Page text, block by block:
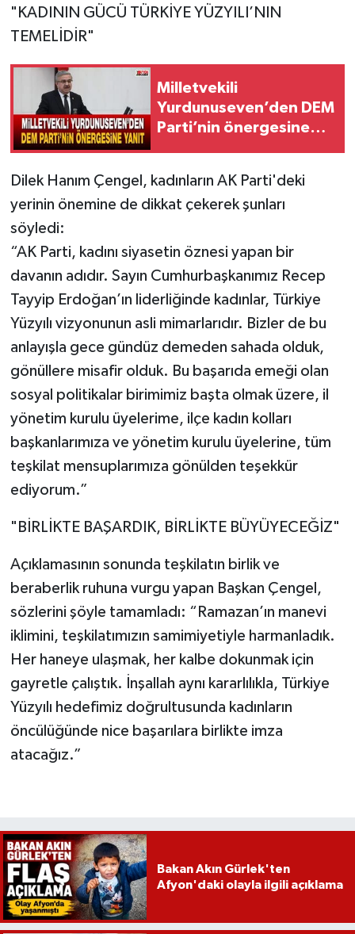
"KADININ GÜCÜ TÜRKİYE YÜZYILI’NIN
TEMELİDİR"
Milletvekili
Yurdunuseven’den DEM
Parti’nin önergesine
Dilek Hanım Çengel, kadınların AK Parti'deki
yerinin önemine de dikkat çekerek şunları
söyledi:
“AK Parti, kadını siyasetin öznesi yapan bir
davanın adıdır. Sayın Cumhurbaşkanımız Recep
Tayyip Erdoğan’ın liderliğinde kadınlar, Türkiye
Yüzyılı vizyonunun asli mimarlarıdır. Bizler de bu
anlayışla gece gündüz demeden sahada olduk,
gönüllere misafir olduk. Bu başarıda emeği olan
sosyal politikalar birimimiz başta olmak üzere, il
yönetim kurulu üyelerime, ilçe kadın kolları
başkanlarımıza ve yönetim kurulu üyelerine, tüm
teşkilat mensuplarımıza gönülden teşekkür
ediyorum.”
"BİRLİKTE BAŞARDIK, BİRLİKTE BÜYÜYECEĞİZ"
Açıklamasının sonunda teşkilatın birlik ve
beraberlik ruhuna vurgu yapan Başkan Çengel,
sözlerini şöyle tamamladı: “Ramazan’ın manevi
iklimini, teşkilatımızın samimiyetiyle harmanladık.
Her haneye ulaşmak, her kalbe dokunmak için
gayretle çalıştık. İnşallah aynı kararlılıkla, Türkiye
Yüzyılı hedefimiz doğrultusunda kadınların
öncülüğünde nice başarılara birlikte imza
atacağız.”
Bakan Akın Gürlek'ten
Afyon'daki olayla ilgili açıklama